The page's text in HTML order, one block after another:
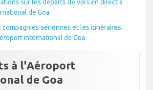
sur les départs de vols en direct à
de Goa
aériennes et les itinéraires
international de Goa
à l'Aéroport
de Goa